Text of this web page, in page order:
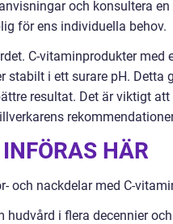
och konsultera
för ens individuella behov.
C-vitaminprodukter med
stabilt i ett surare pH.
resultat. Det är viktigt
HÄR
och nackdelar med C-
hudvård i flera decennier